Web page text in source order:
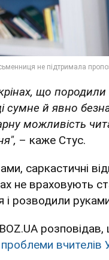
що породили
сумне й явно
можливість
– каже Стус.
саркастичні
не враховують
і розводили
проблеми вчителів